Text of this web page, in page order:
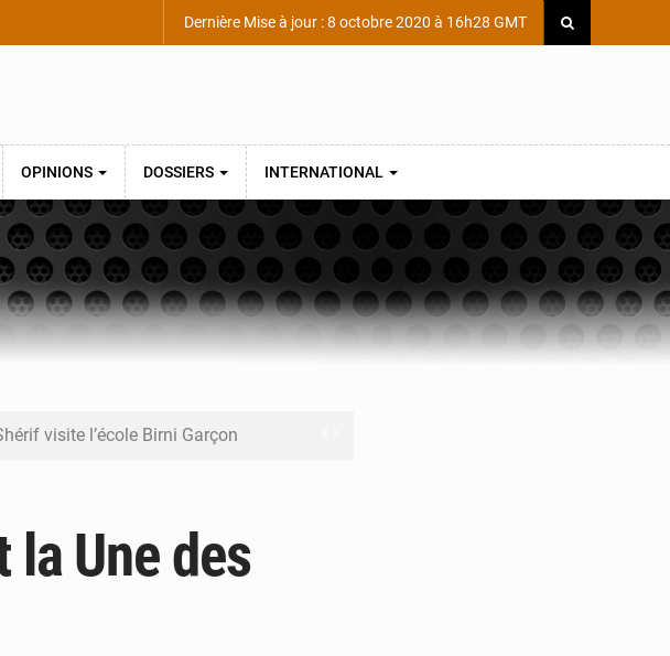
Dernière Mise à jour : 8 octobre 2020 à 16h28 GMT
OPINIONS DOSSIERS INTERNATIONAL
visite l’école Birni Garçon
du Programme de Refondation
: 74 milliards de FCFA recouvrés par la COLDEFF
terrain de jeu pour la paix
Une des